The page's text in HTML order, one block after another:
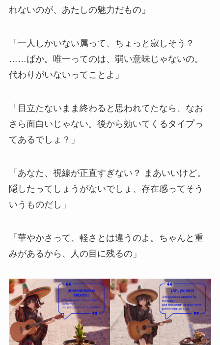
れないのが、あたしの魅力だもの」
「一人しかいない属って、ちょっと寂しそう？
……ばか。唯一ってのは、弱い意味じゃないの。
代わりがいないってことよ」
「目立たないまま終わると思われてたなら、なお
さら面白いじゃない。後から効いてくるタイプっ
てあるでしょ？」
「あなた、視線が正直すぎない？ まあいいけど。
隠したってしょうがないでしょ、存在感ってそう
いうものだし」
「華やかさって、軽さとは違うのよ。ちゃんと重
みがあるから、人の目に残るの」